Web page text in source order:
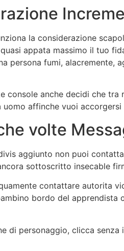
la considerazione
appata massimo il tuo
persona fumi, alacremente,
console anche decidi che
affinche vuoi
volte
aggiunto non puoi
sottoscritto insecable
contattare autorita
bordo del
di personaggio, clicca